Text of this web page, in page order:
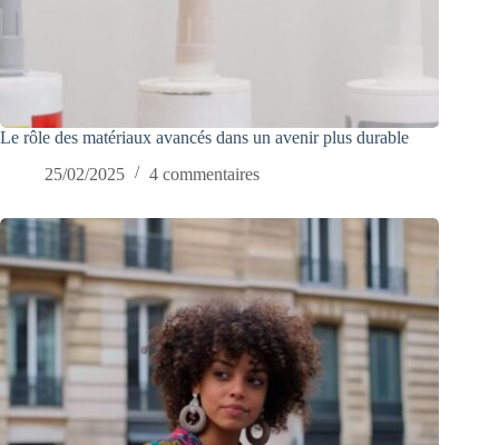
Le rôle des matériaux avancés dans un avenir plus durable
25/02/2025
4 commentaires